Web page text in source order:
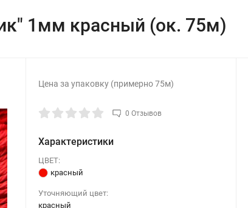
1мм красный (ок. 75м)
Цена за упаковку (примерно 75м)
0 Отзывов
Характеристики
ЦВЕТ:
красный
Уточняющий цвет:
красный